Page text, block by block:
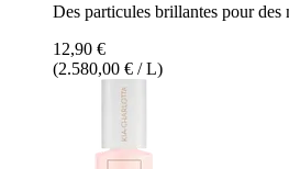
Des particules brillantes pour des
12,90 €
(2.580,00 € / L)